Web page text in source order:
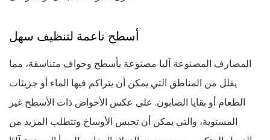
أسطح ناعمة لتنظيف سهل
المصارف المصنوعة آليا مصنوعة بأسطح وحواف متناسقة، مما
يقلل من المناطق التي يمكن أن يتراكم فيها الماء أو جزيئات
الطعام أو بقايا الصابون. على عكس الأحواض ذات الأسطح غير
المستوية، والتي يمكن أن تحبس الأوساخ وتتطلب المزيد من